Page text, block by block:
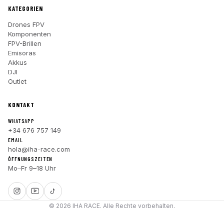
KATEGORIEN
Drones FPV
Komponenten
FPV-Brillen
Emisoras
Akkus
DJI
Outlet
KONTAKT
WHATSAPP
+34 676 757 149
EMAIL
hola@iha-race.com
ÖFFNUNGSZEITEN
Mo–Fr 9–18 Uhr
© 2026 IHA RACE. Alle Rechte vorbehalten.